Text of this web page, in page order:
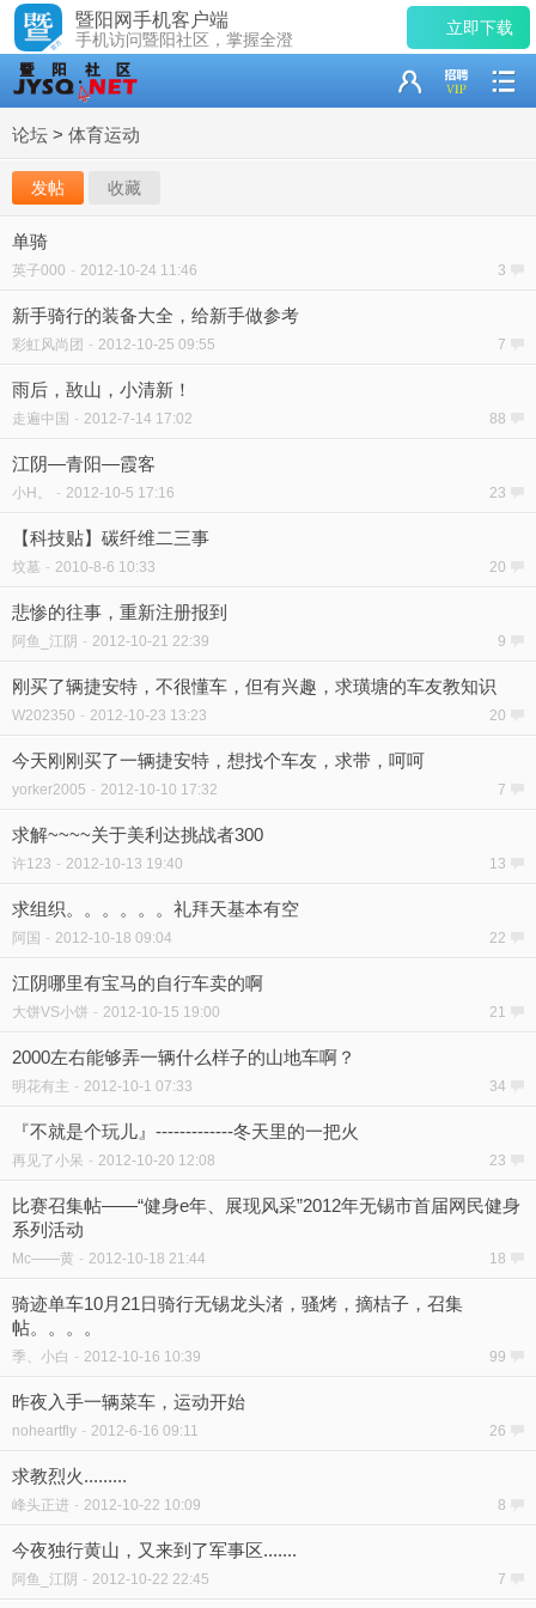
暨阳网手机客户端
手机访问暨阳社区，掌握全澄
立即下载
论坛 > 体育运动
发帖 收藏
单骑
英子000 - 2012-10-24 11:46 3
新手骑行的装备大全，给新手做参考
彩虹风尚团 - 2012-10-25 09:55 7
雨后，敔山，小清新！
走遍中国 - 2012-7-14 17:02 88
江阴—青阳—霞客
小H。 - 2012-10-5 17:16 23
【科技贴】碳纤维二三事
坟墓 - 2010-8-6 10:33 20
悲惨的往事，重新注册报到
阿鱼_江阴 - 2012-10-21 22:39 9
刚买了辆捷安特，不很懂车，但有兴趣，求璜塘的车友教知识
W202350 - 2012-10-23 13:23 20
今天刚刚买了一辆捷安特，想找个车友，求带，呵呵
yorker2005 - 2012-10-10 17:32 7
求解~~~~关于美利达挑战者300
许123 - 2012-10-13 19:40 13
求组织。。。。。。礼拜天基本有空
阿国 - 2012-10-18 09:04 22
江阴哪里有宝马的自行车卖的啊
大饼VS小饼 - 2012-10-15 19:00 21
2000左右能够弄一辆什么样子的山地车啊？
明花有主 - 2012-10-1 07:33 34
『不就是个玩儿』-------------冬天里的一把火
再见了小呆 - 2012-10-20 12:08 23
比赛召集帖——“健身e年、展现风采”2012年无锡市首届网民健身
系列活动
Mc——黄 - 2012-10-18 21:44 18
骑迹单车10月21日骑行无锡龙头渚，骚烤，摘桔子，召集
帖。。。。
季、小白 - 2012-10-16 10:39 99
昨夜入手一辆菜车，运动开始
noheartfly - 2012-6-16 09:11 26
求教烈火.........
峰头正进 - 2012-10-22 10:09 8
今夜独行黄山，又来到了军事区.......
阿鱼_江阴 - 2012-10-22 22:45 7